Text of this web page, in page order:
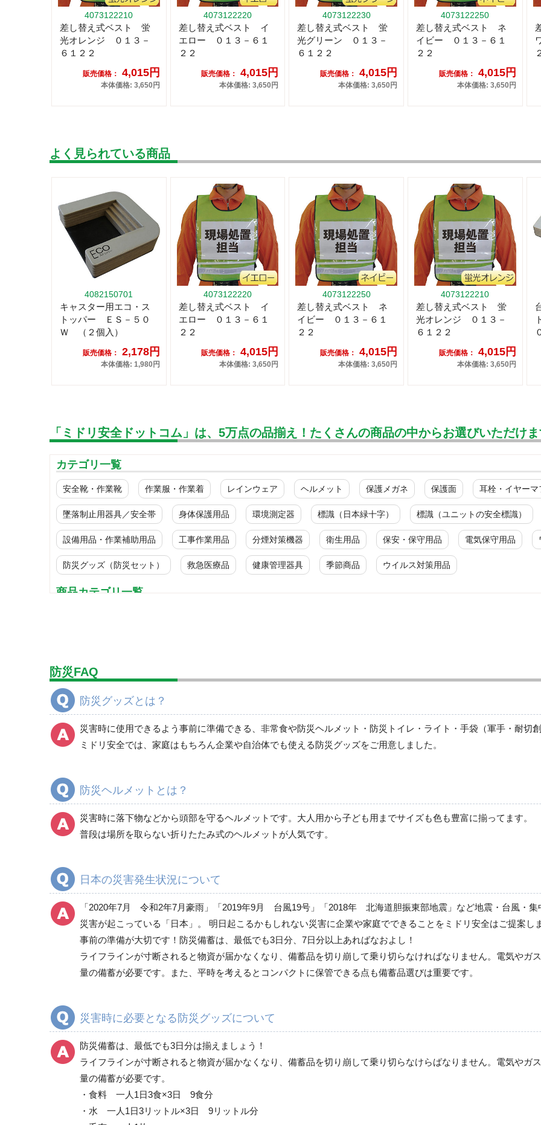
4073122210
差し替え式ベスト 蛍
光オレンジ ０１３－
６１２２
販売価格： 4,015円
本体価格: 3,650円
4073122220
差し替え式ベスト イ
エロー ０１３－６１
２２
販売価格： 4,015円
本体価格: 3,650円
4073122230
差し替え式ベスト 蛍
光グリーン ０１３－
６１２２
販売価格： 4,015円
本体価格: 3,650円
4073122250
差し替え式ベスト ネ
イビー ０１３－６１
２２
販売価格： 4,015円
本体価格: 3,650円
よく見られている商品
4082150701
キャスター用エコ・ス
トッパー ＥＳ－５０
Ｗ （２個入）
販売価格： 2,178円
本体価格: 1,980円
4073122220
差し替え式ベスト イ
エロー ０１３－６１
２２
販売価格： 4,015円
本体価格: 3,650円
4073122250
差し替え式ベスト ネ
イビー ０１３－６１
２２
販売価格： 4,015円
本体価格: 3,650円
4073122210
差し替え式ベスト 蛍
光オレンジ ０１３－
６１２２
販売価格： 4,015円
本体価格: 3,650円
「ミドリ安全ドットコム」は、5万点の品揃え！たくさんの商品の中からお選びいただけ
カテゴリ一覧
安全靴・作業靴 作業服・作業着 レインウェア ヘルメット 保護メガネ 保護面 耳栓・イヤーマ
墜落制止用器具／安全帯 身体保護用品 環境測定器 標識（日本緑十字） 標識（ユニットの安全標識）
設備用品・作業補助用品 工事作業用品 分煙対策機器 衛生用品 保安・保守用品 電気保守用品
防災グッズ（防災セット） 救急医療品 健康管理器具 季節商品 ウイルス対策用品
商品カテゴリ一覧
寝具類
非常用トイレ
照明・ライト
発電機・投光器・コードリール
ヘルメット
避難用セット品
その他
救助・復旧用品
転倒防止用品 落下・飛散防止用品
防災FAQ
防災グッズとは？
災害時に使用できるよう事前に準備できる、非常食や防災ヘルメット・防災トイレ・ライト・手袋（軍手・耐切
ミドリ安全では、家庭はもちろん企業や自治体でも使える防災グッズをご用意しました。
防災ヘルメットとは？
災害時に落下物などから頭部を守るヘルメットです。大人用から子ども用までサイズも色も豊富に揃ってます。
普段は場所を取らない折りたたみ式のヘルメットが人気です。
日本の災害発生状況について
「2020年7月 令和2年7月豪雨」「2019年9月 台風19号」「2018年 北海道胆振東部地震」など地震・台風・
災害が起こっている「日本」。 明日起こるかもしれない災害に企業や家庭でできることをミドリ安全はご提案し
事前の準備が大切です！防災備蓄は、最低でも3日分、7日分以上あればなおよし！
ライフラインが寸断されると物資が届かなくなり、備蓄品を切り崩して乗り切らなければなりません。電気やガ
量の備蓄が必要です。また、平時を考えるとコンパクトに保管できる点も備蓄品選びは重要です。
災害時に必要となる防災グッズについて
防災備蓄は、最低でも3日分は揃えましょう！
ライフラインが寸断されると物資が届かなくなり、備蓄品を切り崩して乗り切らなけらばなりません。電気やガ
量の備蓄が必要です。
・食料 一人1日3食×3日 9食分
・水 一人1日3リットル×3日 9リットル分